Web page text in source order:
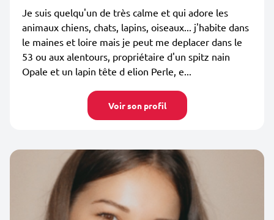
Je suis quelqu'un de très calme et qui adore les
animaux chiens, chats, lapins, oiseaux... j'habite dans
le maines et loire mais je peut me deplacer dans le
53 ou aux alentours, propriétaire d'un spitz nain
Opale et un lapin tête d elion Perle, e...
Voir son profil